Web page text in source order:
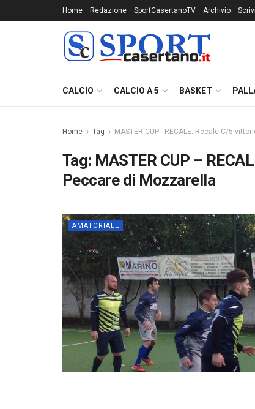
Home Redazione SportCasertanoTV Archivio
CALCIO CALCIO A 5 BASKET
Home Tag MASTER CUP - RECALE: Recale C/5
Tag: MASTER CUP –
Peccare di Mozzarella
AMATORIALE